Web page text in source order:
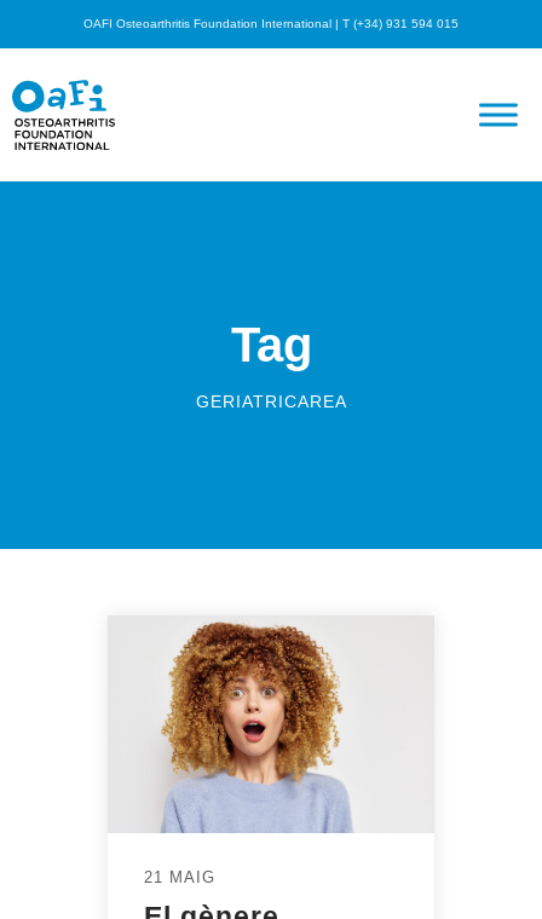
OAFI Osteoarthritis Foundation International | T (+34) 931 594 015
Tag
GERIATRICAREA
21 MAIG